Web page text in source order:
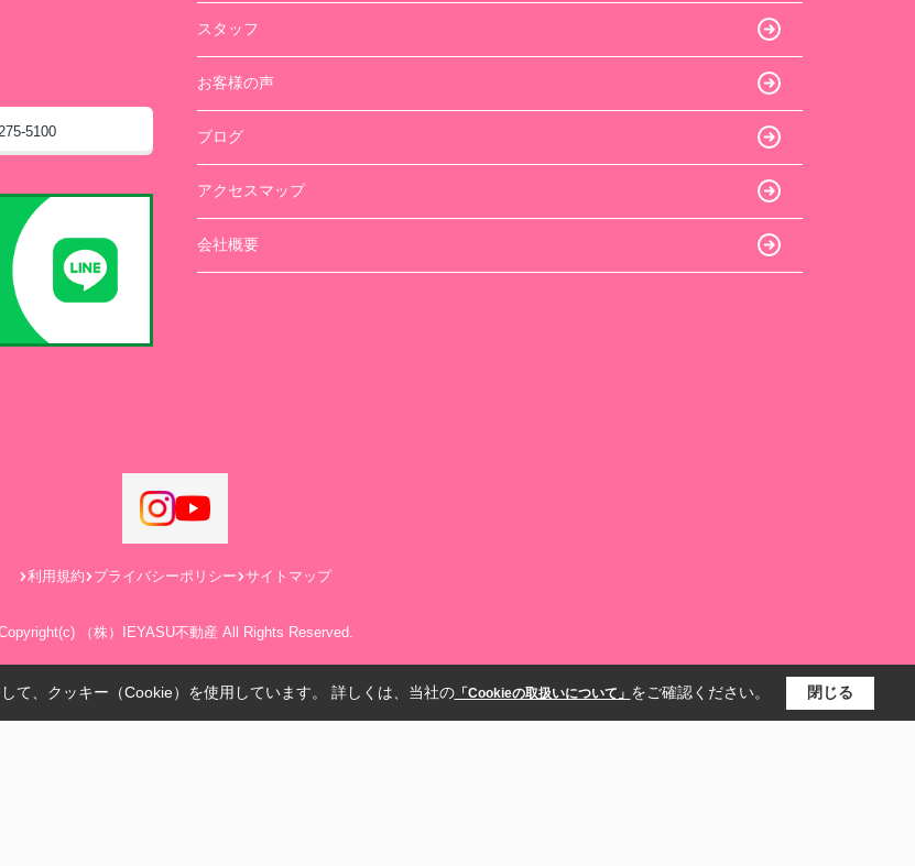
5100
スタッフ
お客様の声
ブログ
アクセスマップ
会社概要
利用規約 プライバシーポリシー サイトマップ
（株）IEYASU不動産 All Rights Reserved.
て、クッキー（Cookie）を使用しています。 詳しくは、当社の「Cookieの取扱いについて」 をご確認ください。 閉じる